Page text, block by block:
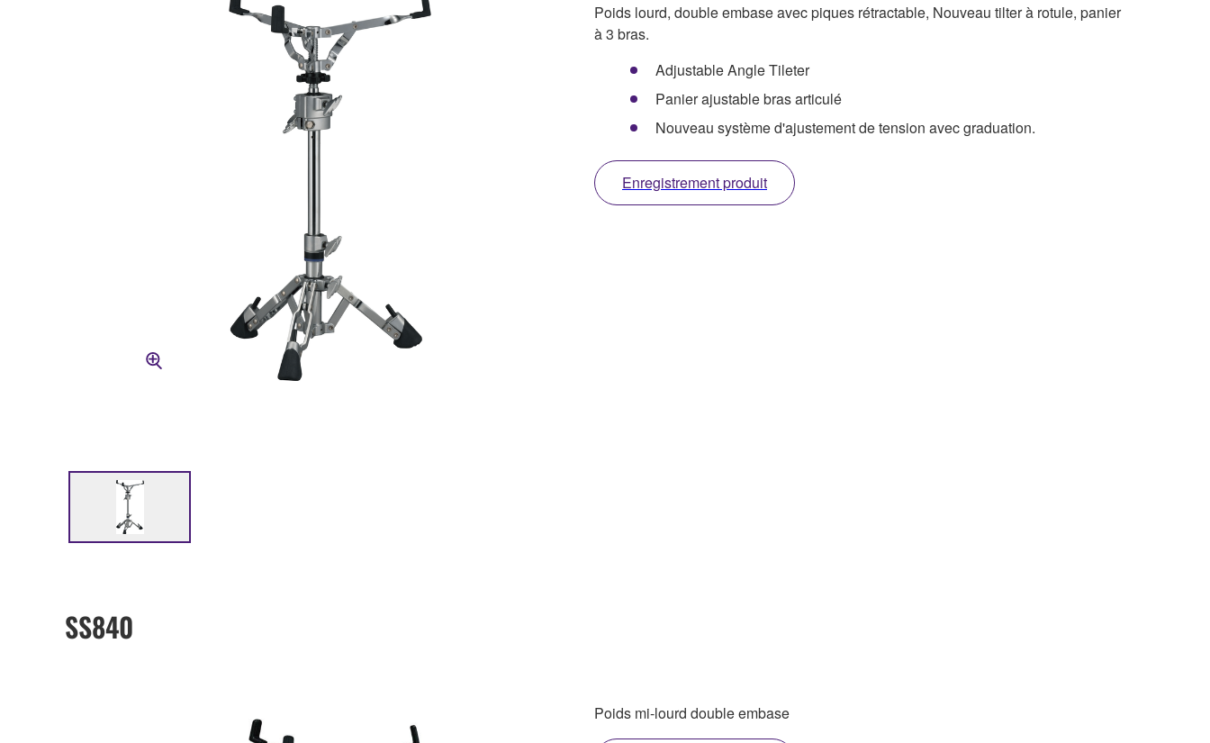
Poids lourd, double embase avec piques rétractable, Nouveau tilter à rotule, panier
à 3 bras.
Adjustable Angle Tileter
Panier ajustable bras articulé
Nouveau système d'ajustement de tension avec graduation.
Enregistrement produit
SS840
Poids mi-lourd double embase